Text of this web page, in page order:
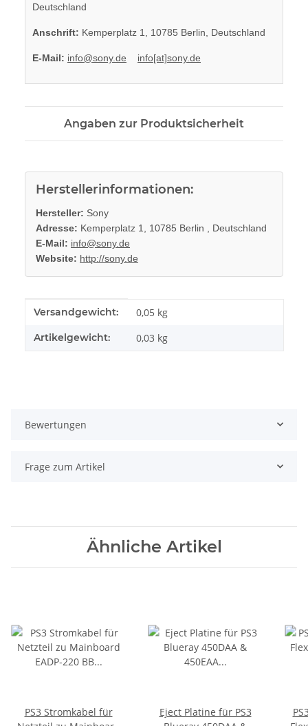
Deutschland
Anschrift: Kemperplatz 1, 10785 Berlin, Deutschland
E-Mail: info@sony.de info[at]sony.de
Angaben zur Produktsicherheit
Herstellerinformationen:
Hersteller: Sony
Adresse: Kemperplatz 1, 10785 Berlin , Deutschland
E-Mail: info@sony.de
Website: http://sony.de
Produkteigenschaft
Wert
Versandgewicht: 0,05 kg
Artikelgewicht: 0,03 kg
Bewertungen
Frage zum Artikel
Ähnliche Artikel
PS3 Stromkabel für
Eject Platine für PS3